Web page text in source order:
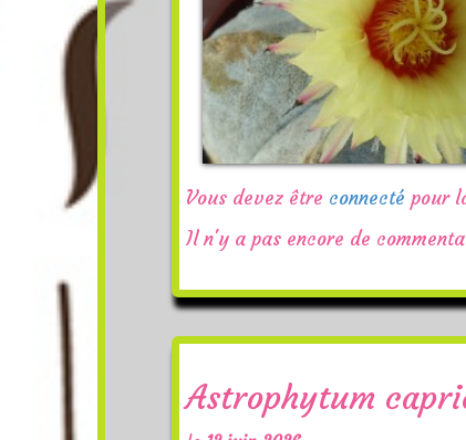
Vous devez être connecté pour
Il n'y a pas encore de
Astrophytum